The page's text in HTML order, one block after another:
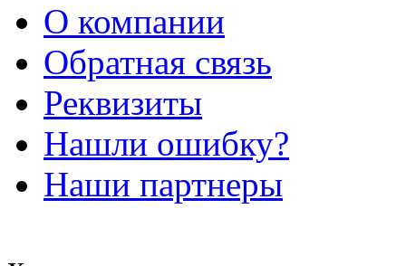
О компании
Обратная связь
Реквизиты
Нашли ошибку?
Наши партнеры